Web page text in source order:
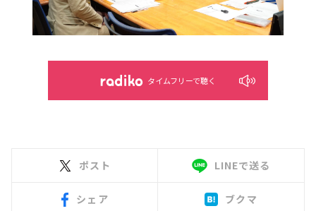
タイムフリーで聴く
ポスト LINEで送る
シェア ブクマ